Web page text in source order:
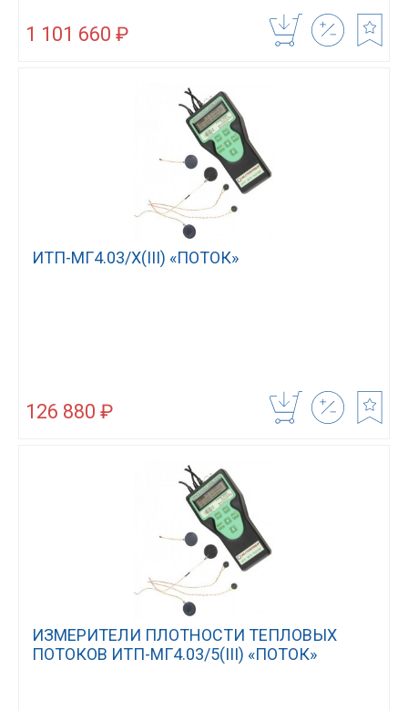
1 101 660 ₽
ИТП-МГ4.03/Х(III) «ПОТОК»
126 880 ₽
ИЗМЕРИТЕЛИ ПЛОТНОСТИ ТЕПЛОВЫХ
ПОТОКОВ ИТП-МГ4.03/5(III) «ПОТОК»